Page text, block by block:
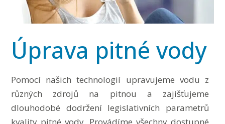
Úprava pitné vody
Pomocí našich technologií upravujeme vodu z
různých zdrojů na pitnou a zajišťujeme
dlouhodobé dodržení legislativních parametrů
kvality pitné vody. Provádíme všechny dostupné